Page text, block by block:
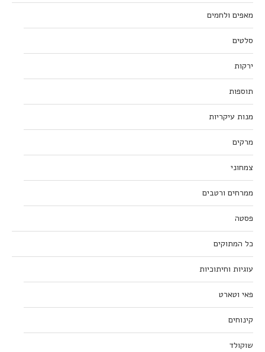
מאפים ולחמים
סלטים
ירקות
תוספות
מנות עיקריות
מרקים
צמחוני
ממרחים ורטבים
פסטה
כל המתוקים
עוגיות וחיתוכיות
פאי וטארט
קינוחים
שוקולד